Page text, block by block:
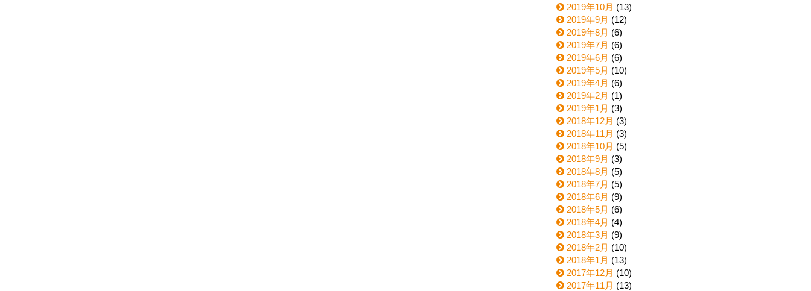
2019年10月 (13)
2019年9月 (12)
2019年8月 (6)
2019年7月 (6)
2019年6月 (6)
2019年5月 (10)
2019年4月 (6)
2019年2月 (1)
2019年1月 (3)
2018年12月 (3)
2018年11月 (3)
2018年10月 (5)
2018年9月 (3)
2018年8月 (5)
2018年7月 (5)
2018年6月 (9)
2018年5月 (6)
2018年4月 (4)
2018年3月 (9)
2018年2月 (10)
2018年1月 (13)
2017年12月 (10)
2017年11月 (13)